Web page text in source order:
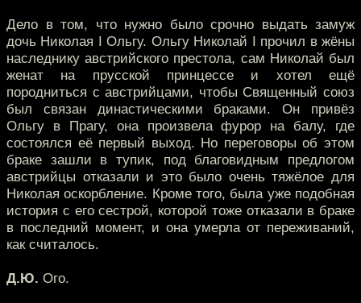
Дело в том, что нужно было срочно выдать замуж
дочь Николая I Ольгу. Ольгу Николай I прочил в жёны
наследнику австрийского престола, сам Николай был
женат на прусской принцессе и хотел ещё
породниться с австрийцами, чтобы Священный союз
был связан династическими браками. Он привёз
Ольгу в Прагу, она произвела фурор на балу, где
состоялся её первый выход. Но переговоры об этом
браке зашли в тупик, под благовидным предлогом
австрийцы отказали и это было очень тяжёлое для
Николая оскорбление. Кроме того, была уже подобная
история с его сестрой, которой тоже отказали в браке
в последний момент, и она умерла от переживаний,
как считалось.
Д.Ю. Ого.